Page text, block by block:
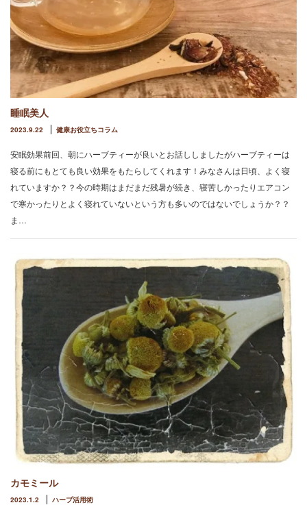
睡眠美人
2023.9.22 健康お役立ちコラム
安眠効果前回、朝にハーブティーが良いとお話ししましたがハーブティーは
寝る前にもとても良い効果をもたらしてくれます！みなさんは日頃、よく寝
れていますか？？今の時期はまだまだ残暑が続き、寝苦しかったりエアコン
で寒かったりとよく寝れていないという方も多いのではないでしょうか？？
ま…
カモミール
2023.1.2 ハーブ活用術